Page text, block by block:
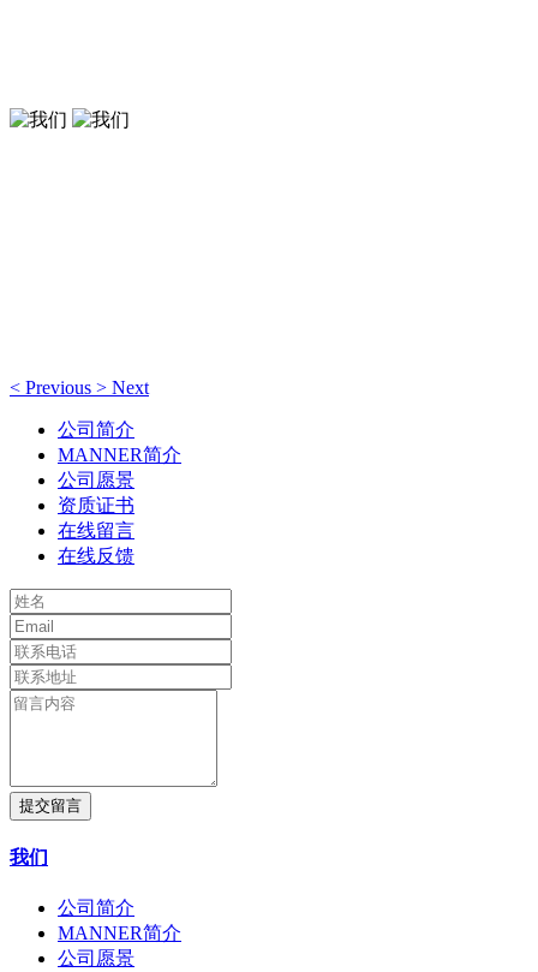
< Previous > Next
公司简介
MANNER简介
公司愿景
资质证书
在线留言
在线反馈
提交留言
我们
公司简介
MANNER简介
公司愿景